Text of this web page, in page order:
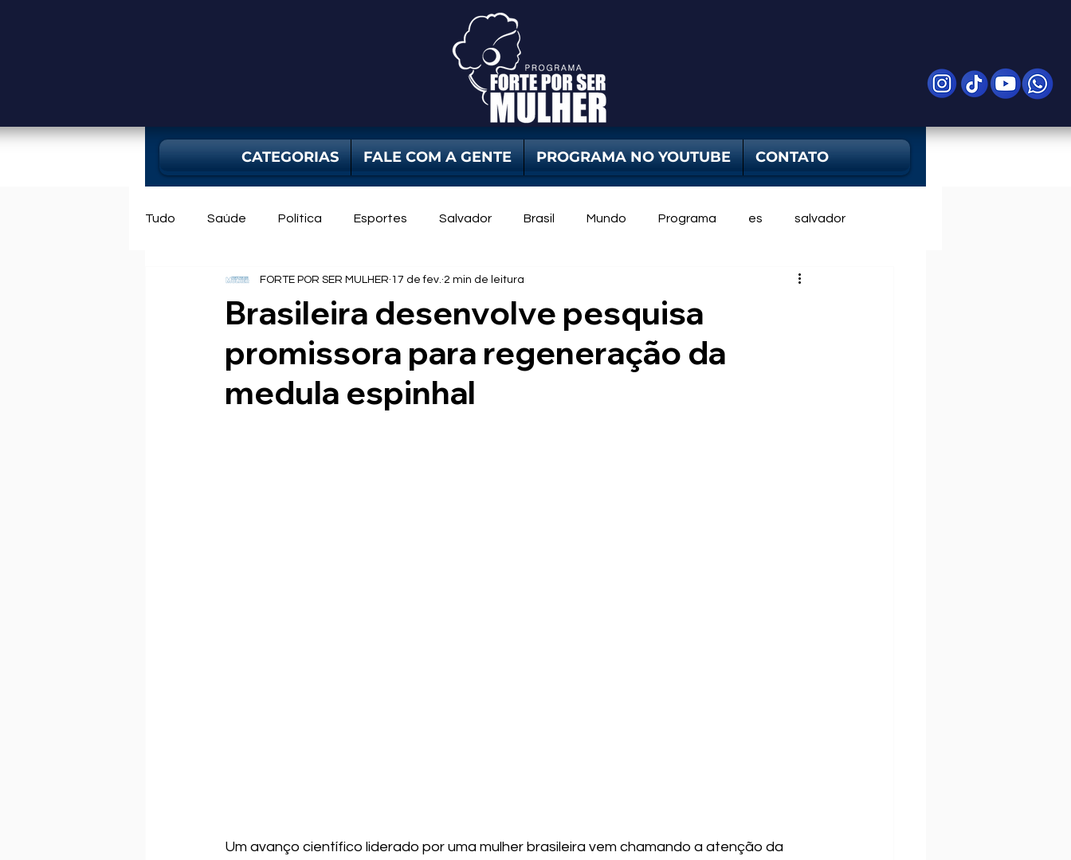
CATEGORIAS FALE COM A GENTE PROGRAMA NO YOUTUBE CONTATO
Tudo Saúde Política Esportes Salvador Brasil Mundo Programa es salvador
Mercado Bahia Utilidade Pública Violência Contra Mulher
Brasileira desenvolve pesquisa
promissora para regeneração da
medula espinhal
FORTE POR SER MULHER 17 de fev. 2 min de leitura
Um avanço científico liderado por uma mulher brasileira vem chamando a atenção da